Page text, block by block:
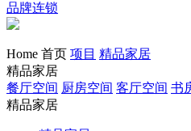
品牌连锁
Home 首页 项目 精品家居
精品家居
餐厅空间 厨房空间 客厅空间 书
精品家居